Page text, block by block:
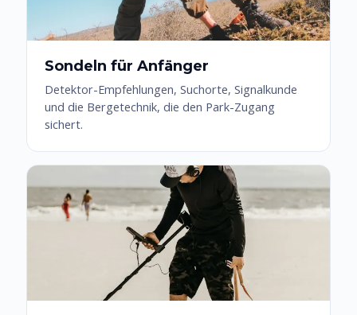
Sondeln für Anfänger
Detektor-Empfehlungen, Suchorte, Signalkunde
und die Bergetechnik, die den Park-Zugang
sichert.